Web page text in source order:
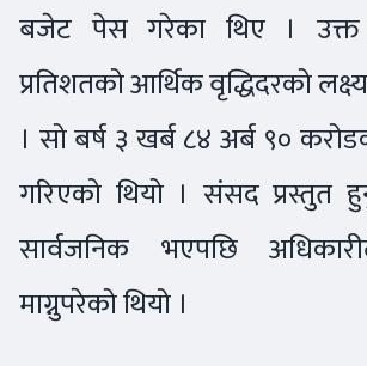
बजेट पेस गरेका थिए । उक्त
प्रतिशतको आर्थिक वृद्धिदरको
। सो बर्ष ३ खर्ब ८४ अर्ब ९०
गरिएको थियो । संसद प्रस्तुत
सार्वजनिक भएपछि
माग्नुपरेको थियो ।